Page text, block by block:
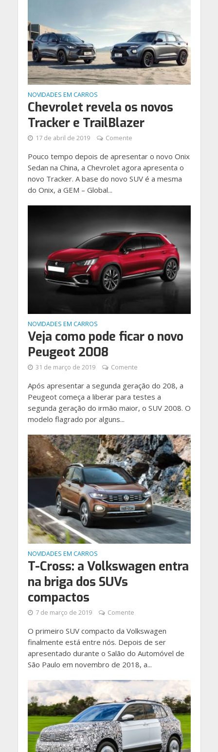
NOVIDADES EM CARROS
Chevrolet revela os novos
Tracker e TrailBlazer
17 de abril de 2019 Comente
Pouco tempo depois de apresentar o novo Onix
Sedan na China, a Chevrolet agora apresenta o
novo Tracker. A base do novo SUV é a mesma
do Onix, a GEM – Global...
NOVIDADES EM CARROS
Veja como pode ficar o novo
Peugeot 2008
31 de março de 2019 Comente
Após apresentar a segunda geração do 208, a
Peugeot começa a liberar para testes a
segunda geração do irmão maior, o SUV 2008. O
modelo flagrado por alguns...
NOVIDADES EM CARROS
T-Cross: a Volkswagen entra
na briga dos SUVs
compactos
7 de março de 2019 Comente
O primeiro SUV compacto da Volkswagen
finalmente está entre nós. Depois de ser
apresentado durante o Salão do Automóvel de
São Paulo em novembro de 2018, a...